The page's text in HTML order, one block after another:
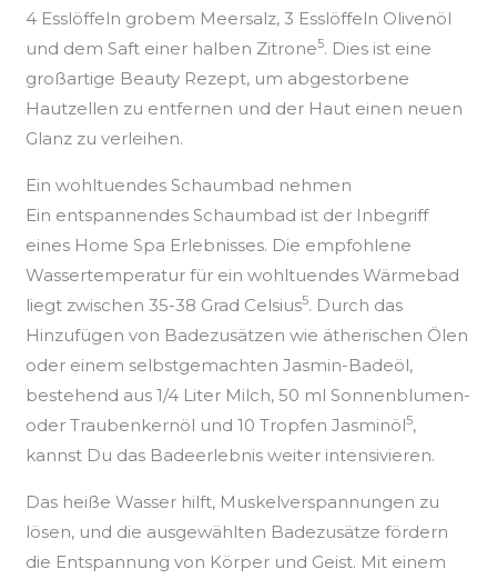
4 Esslöffeln grobem Meersalz, 3 Esslöffeln Olivenöl
und dem Saft einer halben Zitrone5. Dies ist eine
großartige Beauty Rezept, um abgestorbene
Hautzellen zu entfernen und der Haut einen neuen
Glanz zu verleihen.
Ein wohltuendes Schaumbad nehmen
Ein entspannendes Schaumbad ist der Inbegriff
eines Home Spa Erlebnisses. Die empfohlene
Wassertemperatur für ein wohltuendes Wärmebad
liegt zwischen 35-38 Grad Celsius5. Durch das
Hinzufügen von Badezusätzen wie ätherischen Ölen
oder einem selbstgemachten Jasmin-Badeöl,
bestehend aus 1/4 Liter Milch, 50 ml Sonnenblumen-
oder Traubenkernöl und 10 Tropfen Jasminöl5,
kannst Du das Badeerlebnis weiter intensivieren.
Das heiße Wasser hilft, Muskelverspannungen zu
lösen, und die ausgewählten Badezusätze fördern
die Entspannung von Körper und Geist. Mit einem